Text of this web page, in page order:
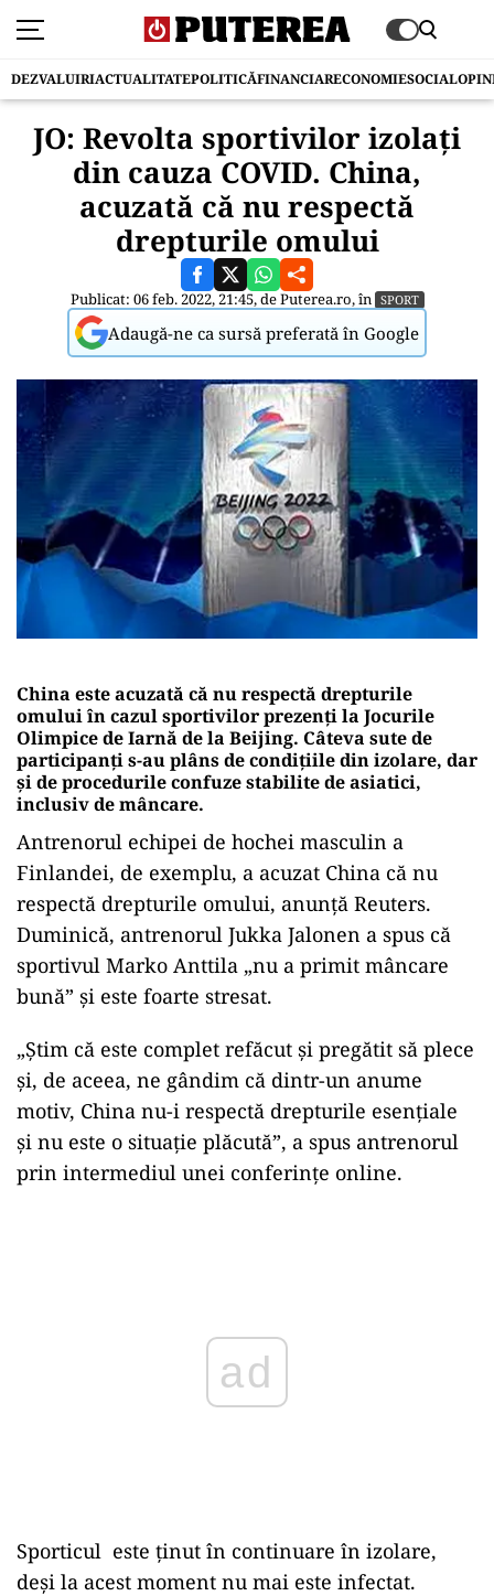
DEZVALUIRIACTUALITATEPOLITICĂFINANCIARECONOMIESOCIAL
JO: Revolta sportivilor izolați
din cauza COVID. China,
acuzată că nu respectă
drepturile omului
Publicat: 06 feb. 2022, 21:45, dePuterea.ro, în SPORT
Adaugă-ne ca sursă preferată în Google
China este acuzată că nu respectă drepturile
omului în cazul sportivilor prezenți la Jocurile
Olimpice de Iarnă de la Beijing. Câteva sute de
participanți s-au plâns de condițiile din izolare, dar
și de procedurile confuze stabilite de asiatici,
inclusiv de mâncare.
Antrenorul echipei de hochei masculin a
Finlandei, de exemplu, a acuzat China că nu
respectă drepturile omului, anunță Reuters.
Duminică, antrenorul Jukka Jalonen a spus că
sportivul Marko Anttila „nu a primit mâncare
bună” și este foarte stresat.
„Știm că este complet refăcut și pregătit să plece
și, de aceea, ne gândim că dintr-un anume
motiv, China nu-i respectă drepturile esențiale
și nu este o situație plăcută”, a spus antrenorul
prin intermediul unei conferințe online.
Sporticul este ținut în continuare în izolare,
deși la acest moment nu mai este infectat.